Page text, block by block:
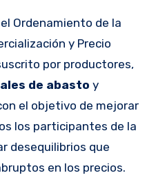
Ordenamiento de la
y Precio
por productores,
de abasto y
el objetivo de mejorar
los participantes de la
desequilibrios que
en los precios.